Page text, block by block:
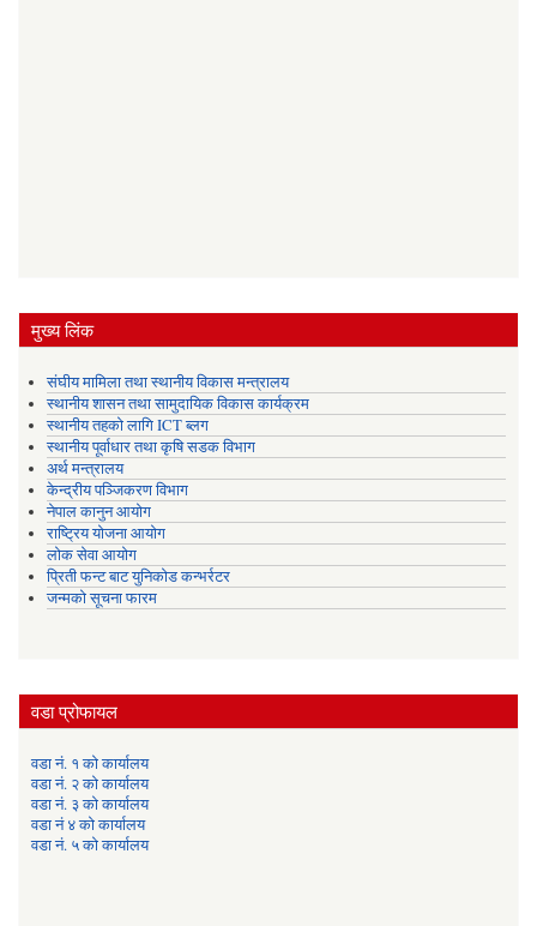
मुख्य लिंक
संघीय मामिला तथा स्थानीय विकास मन्त्रालय
स्थानीय शासन तथा सामुदायिक विकास कार्यक्रम
स्थानीय तहको लागि ICT ब्लग
स्थानीय पूर्वाधार तथा कृषि सडक विभाग
अर्थ मन्त्रालय
केन्द्रीय पञ्जिकरण विभाग
नेपाल कानुन आयोग
राष्ट्रिय योजना आयोग
लोक सेवा आयोग
प्रिती फन्ट बाट युनिकोड कन्भर्रटर
जन्मको सूचना फारम
वडा प्रोफायल
वडा नं. १ को कार्यालय
वडा नं. २ को कार्यालय
वडा नं. ३ को कार्यालय
वडा नं ४ को कार्यालय
वडा नं. ५ को कार्यालय